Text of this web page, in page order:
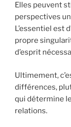
Elles peuvent
perspectives
L’essentiel est
propre
d’esprit
Ultimement,
différences,
qui détermine
relations.